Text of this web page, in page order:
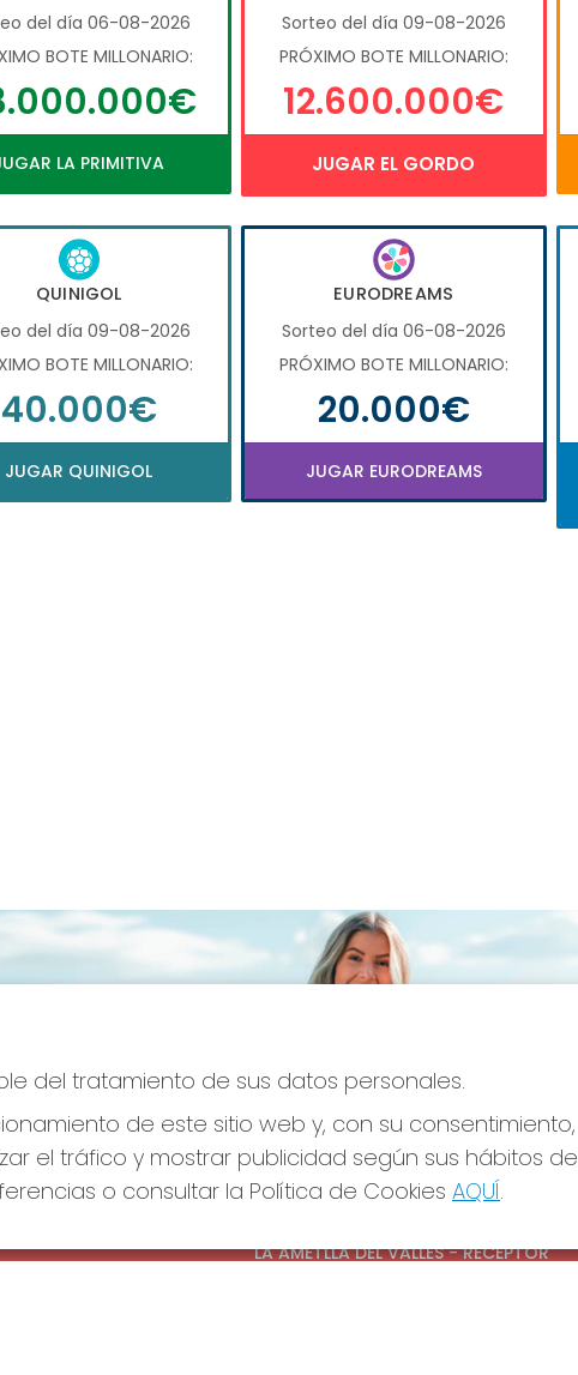
del día 06-08-2026
BOTE MILLONARIO:
LA PRIMITIVA
Sorteo del día 09-08-2026
PRÓXIMO BOTE MILLONARIO:
12.600.000€
JUGAR EL GORDO
QUINIGOL
del día 09-08-2026
BOTE MILLONARIO:
40.000€
JUGAR QUINIGOL
EURODREAMS
Sorteo del día 06-08-2026
PRÓXIMO BOTE MILLONARIO:
20.000€
JUGAR EURODREAMS
CONTACTO
LA AMETLLA DEL VALLES - RECEPTOR
del tratamiento de sus datos personales.
de este sitio web y, con su consentimiento,
el tráfico y mostrar publicidad según sus hábitos de
o consultar la Política de Cookies AQUÍ.